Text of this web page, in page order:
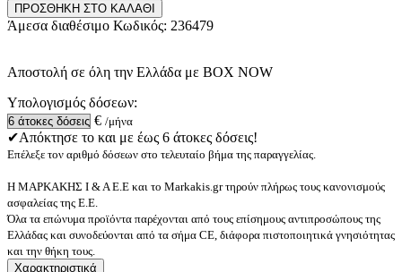
ΠΡΟΣΘΗΚΗ ΣΤΟ ΚΑΛΑΘΙ
Άμεσα διαθέσιμο Κωδικός: 236479
Αποστολή σε όλη την Ελλάδα με BOX NOW
Υπολογισμός δόσεων:
€ /μήνα
✔Απόκτησε το και με έως 6 άτοκες δόσεις!
Επέλεξε τον αριθμό δόσεων στο τελευταίο βήμα της παραγγελίας.
Η ΜΑΡΚΑΚΗΣ Ι & Α Ε.Ε και το Markakis.gr τηρούν πλήρως τους κανονισμούς
ασφαλείας της Ε.Ε.
Όλα τα επώνυμα προϊόντα παρέχονται από τους επίσημους αντιπροσώπους της
Ελλάδας και συνοδεύονται από τα σήμα CE, διάφορα πιστοποιητικά γνησιότητας
και την θήκη τους.
Χαρακτηριστικά